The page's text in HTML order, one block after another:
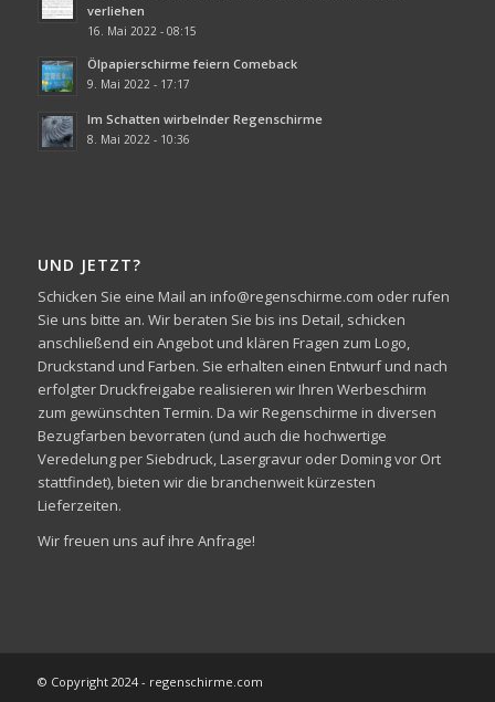
verliehen
16. Mai 2022 - 08:15
Ölpapierschirme feiern Comeback
9. Mai 2022 - 17:17
Im Schatten wirbelnder Regenschirme
8. Mai 2022 - 10:36
UND JETZT?
Schicken Sie eine Mail an info@regenschirme.com oder rufen
Sie uns bitte an. Wir beraten Sie bis ins Detail, schicken
anschließend ein Angebot und klären Fragen zum Logo,
Druckstand und Farben. Sie erhalten einen Entwurf und nach
erfolgter Druckfreigabe realisieren wir Ihren Werbeschirm
zum gewünschten Termin. Da wir Regenschirme in diversen
Bezugfarben bevorraten (und auch die hochwertige
Veredelung per Siebdruck, Lasergravur oder Doming vor Ort
stattfindet), bieten wir die branchenweit kürzesten
Lieferzeiten.
Wir freuen uns auf ihre Anfrage!
© Copyright 2024 - regenschirme.com